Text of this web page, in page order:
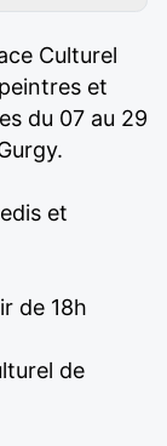
Culturel
et
du 07 au 29
et
de 18h
de